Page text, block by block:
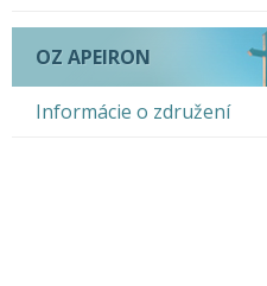
OZ APEIRON
Informácie o združení